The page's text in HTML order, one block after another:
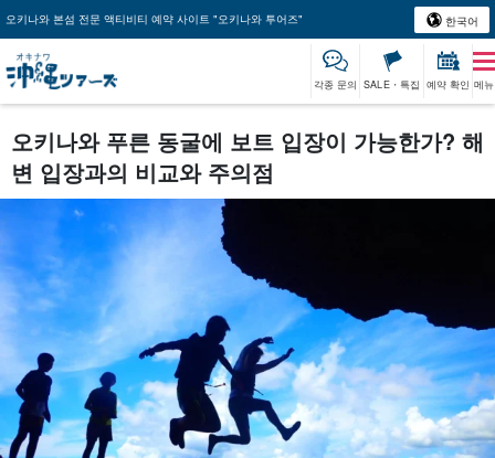
오키나와 본섬 전문 액티비티 예약 사이트 "오키나와 투어즈" 한국어
각종 문의 SALE・특집 예약 확인 메뉴
오키나와 푸른 동굴에 보트 입장이 가능한가? 해
변 입장과의 비교와 주의점